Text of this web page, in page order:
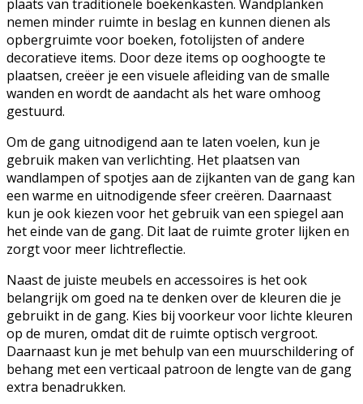
plaats van traditionele boekenkasten. Wandplanken
nemen minder ruimte in beslag en kunnen dienen als
opbergruimte voor boeken, fotolijsten of andere
decoratieve items. Door deze items op ooghoogte te
plaatsen, creëer je een visuele afleiding van de smalle
wanden en wordt de aandacht als het ware omhoog
gestuurd.
Om de gang uitnodigend aan te laten voelen, kun je
gebruik maken van verlichting. Het plaatsen van
wandlampen of spotjes aan de zijkanten van de gang kan
een warme en uitnodigende sfeer creëren. Daarnaast
kun je ook kiezen voor het gebruik van een spiegel aan
het einde van de gang. Dit laat de ruimte groter lijken en
zorgt voor meer lichtreflectie.
Naast de juiste meubels en accessoires is het ook
belangrijk om goed na te denken over de kleuren die je
gebruikt in de gang. Kies bij voorkeur voor lichte kleuren
op de muren, omdat dit de ruimte optisch vergroot.
Daarnaast kun je met behulp van een muurschildering of
behang met een verticaal patroon de lengte van de gang
extra benadrukken.